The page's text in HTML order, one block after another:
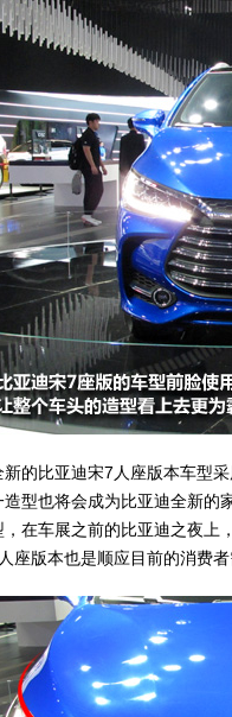
比亚迪宋7人座版本车型采
造型也将会成为比亚迪全新的
，在车展之前的比亚迪之夜上
座版本也是顺应目前的消费者